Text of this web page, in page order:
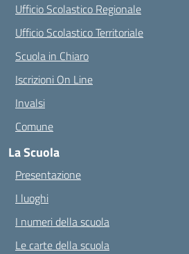
Ufficio Scolastico Regionale
Ufficio Scolastico Territoriale
Scuola in Chiaro
Iscrizioni On Line
Invalsi
Comune
La Scuola
Presentazione
I luoghi
I numeri della scuola
Le carte della scuola